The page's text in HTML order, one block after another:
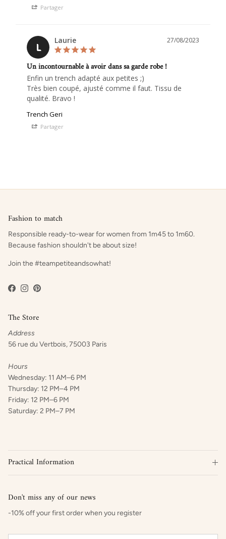
Partager
L
27/08/2023
Laurie
Un incontournable à avoir dans sa garde robe !
Enfin un trench adapté aux petites ;)
Très bien coupé, ajusté comme il faut. Tissu de
qualité. Bravo !
Trench Geri
Partager
Fashion to match
Responsible ready-to-wear for women from 1m45 to 1m60.
Because fashion shouldn't be about size!
Join the #teampetiteandsowhat!
Facebook
Instagram
Pinterest
The Store
Address
56 rue du Vertbois, 75003 Paris
Hours
Wednesday: 11 AM–6 PM
Thursday: 12 PM–4 PM
Friday: 12 PM–6 PM
Saturday: 2 PM–7 PM
Practical Information
Don't miss any of our news
-10% off your first order when you register